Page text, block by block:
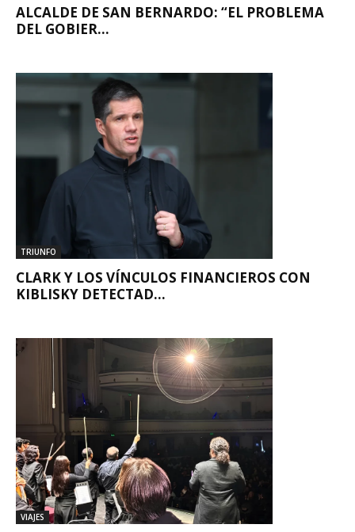
ALCALDE DE SAN BERNARDO: “EL PROBLEMA
DEL GOBIER...
TRIUNFO
CLARK Y LOS VÍNCULOS FINANCIEROS CON
KIBLISKY DETECTAD...
VIAJES